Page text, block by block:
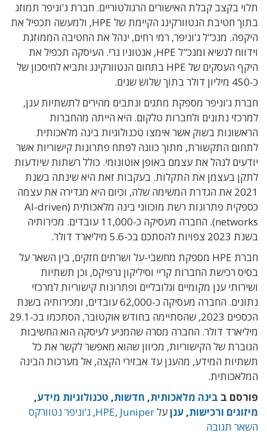
תלוי בקצב קבלת האישורים הרגולטוריים. חברת ג'וניפר תמוזג
בתוך חטיבת הנטוורקינג הקיימת של HPE, ולמעשה תכפיל את
היקפה. מנכ"ל ג'וניפר, רמי רחים, ינהל את החטיבה הממוזגת
וידווח לנשיא ומנכ"ל HPE, אנטוניו נרי. העיסקה תכפיל את
היקף העסקים של HPE בתחום הנטוורקינג ותביא לחיסכון של
כ-450 מיליון דולר בתוך שלוש שנים.
חברת ג'וניפר מספקת מתגים ונתבים מהירים לתשתיות ענן,
למרכזי נתונים ולחברות טלקום. היא הייתה מהחברות
הראשונות בשוק אשר אימצו טכנולוגיות בינה מלאכותית
לתחום התקשורת, מתוך כוונה לפתח פתרונות קישוריות אשר
יודעים לנהל את עצמם באופן אוטונומי. כולל רשתות שיודעות
לתקן בעצמן את התקלות. בעקבות זאת היא שינתה בשנת
2021 את הגדרת המשימה שלה, וכיום היא מגדירה את עצמה
כספקית פתרונות רשת מוכווני בינה מלאכותית (AI-driven
networks). החברה מעסיקה כ-11,000 עובדים. מכירותיה
בשנת 2023 צפויות להסתכם בכ-5.6 מיליארד דולר.
חברת HPE מספקת מחשבי-על ושרתים חזקים, בין השאר על
בסיס רכישת החברות קריי וסיליקון גרפיקס, וכן תשתיות
ושירותי ענן מקומיים וגלובליים ופתרונות קישוריות למרכזי
נתונים. החברה מעסיקה כ-62,000 עובדים, ומכירותיה בשנת
הכספים 2023, שהסתיימה בחודש אוקטובר, הסתכמו בכ-29.1
מיליארד דולר. החברה מסרה שהמניע לעיסקה הוא החשיבות
הגוברת של הקישוריות, מכיוון שהוא מאפשר לקשר את כל
תשתיות המידע, מהענן עד אבזירי הקצה, אל מערכות הבינה
המלאכותית.
פורסם ב בינה מלאכותית, חדשות, טכנולוגיות מידע,
מיזוגים ורכישות, ענןעל HPE, Juniper
, ג'וניפר נטוורקס
השאר תגובה